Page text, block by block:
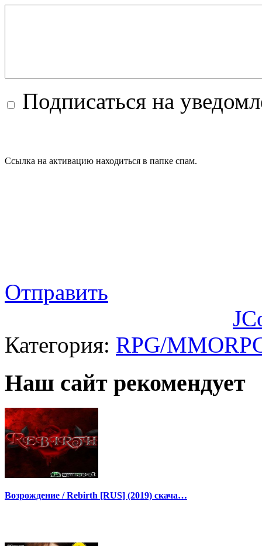
Подписаться на
Ссылка на активацию находиться в папке спам.
Отправить
Категория: RPG/
Наш сайт рекомендует
Возрождение / Rebirth [RUS] (2019) скача…